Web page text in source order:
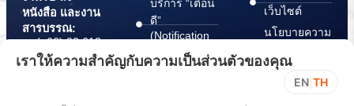
หนังสือ และงาน
สารบรรณ:
(+66) 02 612
6000
saraban@dga.or.th
บริการ “เตือน
ดี”
(Notification
บริการ
เว็บไซต์
นโยบายความ
ปลอดภัย
สารสนเทศ
เราให้ความสำคัญกับความเป็นส่วนตัวของคุณ
EN TH